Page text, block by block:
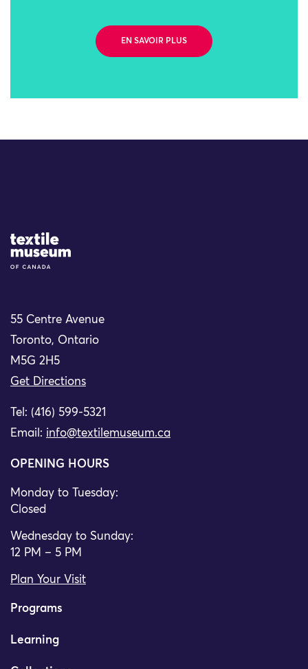
EN SAVOIR PLUS
Site Logo
55 Centre Avenue
Toronto, Ontario
M5G 2H5
Get Directions
Tel: (416) 599-5321
Email: info@textilemuseum.ca
OPENING HOURS
Monday to Tuesday:
Closed
Wednesday to Sunday:
12 PM – 5 PM
Plan Your Visit
Programs
Learning